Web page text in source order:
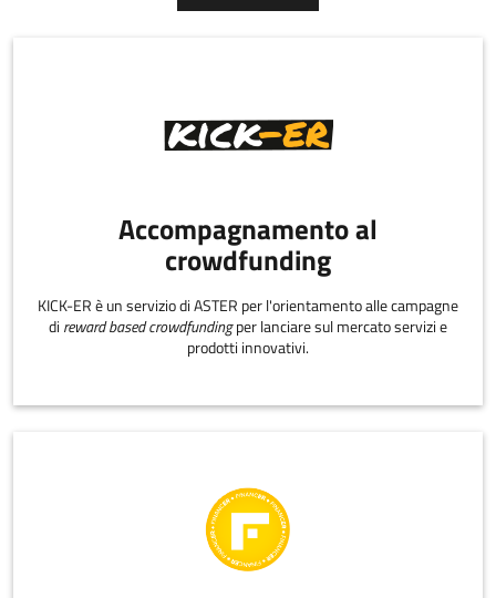
Accompagnamento al
crowdfunding
KICK-ER è un servizio di ASTER per l'orientamento alle campagne
di reward based crowdfundingper lanciare sul mercato servizi e
prodotti innovativi.